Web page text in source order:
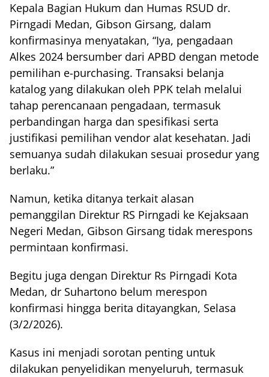
Kepala Bagian Hukum dan Humas RSUD dr.
Pirngadi Medan, Gibson Girsang, dalam
konfirmasinya menyatakan, “Iya, pengadaan
Alkes 2024 bersumber dari APBD dengan metode
pemilihan e-purchasing. Transaksi belanja
katalog yang dilakukan oleh PPK telah melalui
tahap perencanaan pengadaan, termasuk
perbandingan harga dan spesifikasi serta
justifikasi pemilihan vendor alat kesehatan. Jadi
semuanya sudah dilakukan sesuai prosedur yang
berlaku.”
Namun, ketika ditanya terkait alasan
pemanggilan Direktur RS Pirngadi ke Kejaksaan
Negeri Medan, Gibson Girsang tidak merespons
permintaan konfirmasi.
Begitu juga dengan Direktur Rs Pirngadi Kota
Medan, dr Suhartono belum merespon
konfirmasi hingga berita ditayangkan, Selasa
(3/2/2026).
Kasus ini menjadi sorotan penting untuk
dilakukan penyelidikan menyeluruh, termasuk